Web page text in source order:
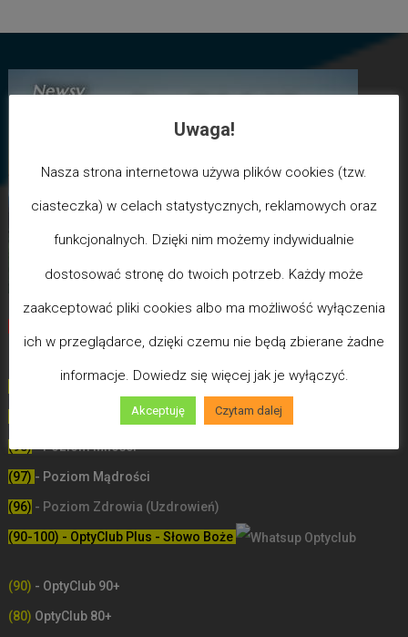
(100) - Bóg/Duch istnieje / JA JESTEM
Poziom poświęceń LDW
(98)- Poziom Miłości
(97) - Poziom Mądrości
(96) - Poziom Zdrowia (Uzdrowień)
(90-100) - OptyClub Plus - Słowo Boże
(90) - OptyClub 90+
(80) OptyClub 80+
Uwaga!
Nasza strona internetowa używa plików cookies (tzw.
ciasteczka) w celach statystycznych, reklamowych oraz
funkcjonalnych. Dzięki nim możemy indywidualnie
dostosować stronę do twoich potrzeb. Każdy może
zaakceptować pliki cookies albo ma możliwość wyłączenia
ich w przeglądarce, dzięki czemu nie będą zbierane żadne
informacje. Dowiedz się więcej jak je wyłączyć.
Akceptuję Czytam dalej